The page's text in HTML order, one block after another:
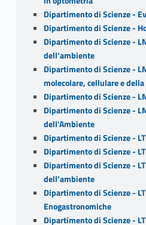
Dipartimento di Scienze -
Dipartimento di Scienze -
Dipartimento di Scienze -
dell’ambiente
Dipartimento di Scienze -
molecolare, cellulare e
Dipartimento di Scienze -
Dipartimento di Scienze -
dell'Ambiente
Dipartimento di Scienze -
Dipartimento di Scienze -
Dipartimento di Scienze -
dell’ambiente
Dipartimento di Scienze -
Enogastronomiche
Dipartimento di Scienze -